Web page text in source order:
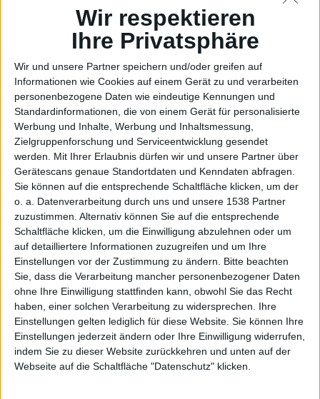
Wir respektieren
Ihre Privatsphäre
Wir und unsere Partner speichern und/oder greifen auf
Informationen wie Cookies auf einem Gerät zu und verarbeiten
personenbezogene Daten wie eindeutige Kennungen und
Standardinformationen, die von einem Gerät für personalisierte
Werbung und Inhalte, Werbung und Inhaltsmessung,
Zielgruppenforschung und Serviceentwicklung gesendet
werden.
Mit Ihrer Erlaubnis dürfen wir und unsere Partner über
Gerätescans genaue Standortdaten und Kenndaten abfragen.
Sie können auf die entsprechende Schaltfläche klicken, um der
o. a. Datenverarbeitung durch uns und unsere 1538 Partner
zuzustimmen. Alternativ können Sie auf die entsprechende
Schaltfläche klicken, um die Einwilligung abzulehnen oder um
auf detailliertere Informationen zuzugreifen und um Ihre
Einstellungen vor der Zustimmung zu ändern.
Bitte beachten
Sie, dass die Verarbeitung mancher personenbezogener Daten
ohne Ihre Einwilligung stattfinden kann, obwohl Sie das Recht
haben, einer solchen Verarbeitung zu widersprechen. Ihre
Einstellungen gelten lediglich für diese Website. Sie können Ihre
Einstellungen jederzeit ändern oder Ihre Einwilligung widerrufen,
indem Sie zu dieser Website zurückkehren und unten auf der
Webseite auf die Schaltfläche "Datenschutz" klicken.
Notizen
In den Notizen vom 22. Dezember
2006:Appleteilt die erste Beta von
OS X 10.4.9 an Entwickler aus, wir
stellen zwei neue Patent-Anträge
Apples vor und weisen auf eine
neue Beta von Parallels hin.
Beta 1 von OS X 10.4.9
Appleverteilt seit gestern Abend die erste Vorab-
Version vonMac OS X 10.4.9an die Entwickler. 10.4.9
dürfte das letzte größere Update vor dem Start von OS
X 10.5 Leopard im Frühling werden. Verbesserungen
werden vor allem bei den Sync Services und der
Bluetooth-Anbindung erwartet.
Patent-Anträge
Apple lässt sich die Technologie patentieren, mit der in
Leopard erstmals die Benutzeroberfläche unabhängig
von der Auflösung des Displays skalierbar sein soll.
Außerdem veröffentlichte das US-Patentamt jetzt